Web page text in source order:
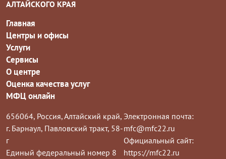
АЛТАЙСКОГО КРАЯ
Главная
Центры и офисы
Услуги
Сервисы
О центре
Оценка качества услуг
МФЦ онлайн
656064, Россия, Алтайский край,
г. Барнаул, Павловский тракт, 58-
г
Единый федеральный номер 8
Электронная почта:
mfc@mfc22.ru
Официальный сайт:
https://mfc22.ru